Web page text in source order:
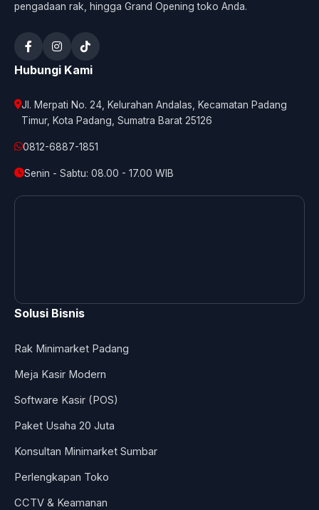
pengadaan rak, hingga Grand Opening toko Anda.
Hubungi Kami
Jl. Merpati No. 24, Kelurahan Andalas, Kecamatan Padang
Timur, Kota Padang, Sumatra Barat 25126
0812-6887-1851
Senin - Sabtu: 08.00 - 17.00 WIB
Solusi Bisnis
Rak Minimarket Padang
Meja Kasir Modern
Software Kasir (POS)
Paket Usaha 20 Juta
Konsultan Minimarket Sumbar
Perlengkapan Toko
CCTV & Keamanan